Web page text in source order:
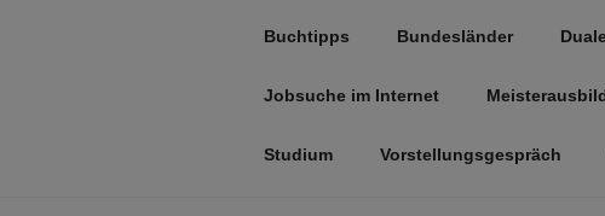
Buchtipps Bundesländer
Jobsuche im Internet
Studium Vorstellungsgespräch